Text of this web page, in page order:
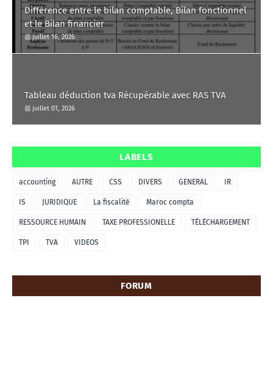
Différence entre le bilan comptable, Bilan fonctionnel
et le Bilan financier
juillet 16, 2026
Tableau déduction tva Récupérable avec RAS TVA
juillet 01, 2026
LABELS
accounting AUTRE CSS DIVERS GENERAL IR
IS JURIDIQUE La fiscalité Maroc compta
RESSOURCE HUMAIN TAXE PROFESSIONELLE TÉLÉCHARGEMENT
TPI TVA VIDEOS
FORUM